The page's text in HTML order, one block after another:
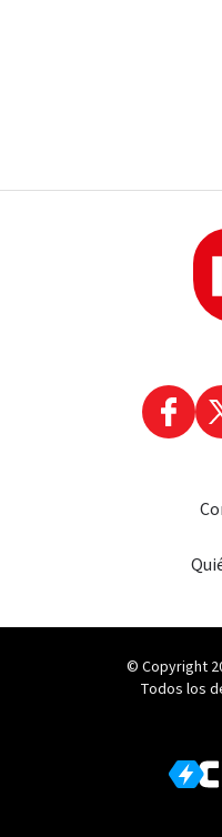
© Copyright
Todos los